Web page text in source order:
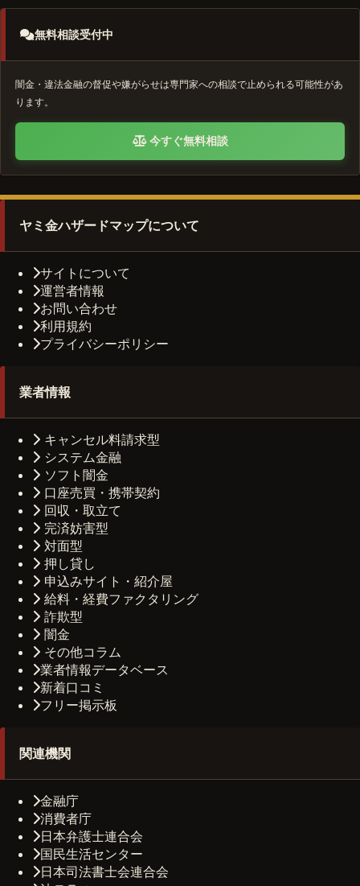
無料相談受付中
闇金・違法金融の督促や嫌がらせは専門家への相談で止められる可能性があ
ります。
今すぐ無料相談
ヤミ金ハザードマップについて
サイトについて
運営者情報
お問い合わせ
利用規約
プライバシーポリシー
業者情報
キャンセル料請求型
システム金融
ソフト闇金
口座売買・携帯契約
回収・取立て
完済妨害型
対面型
押し貸し
申込みサイト・紹介屋
給料・経費ファクタリング
詐欺型
闇金
その他コラム
業者情報データベース
新着口コミ
フリー掲示板
関連機関
金融庁
消費者庁
日本弁護士連合会
国民生活センター
日本司法書士会連合会